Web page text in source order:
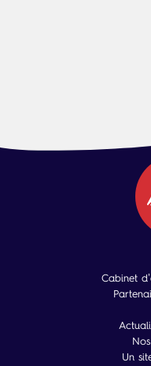
Cabinet
Un